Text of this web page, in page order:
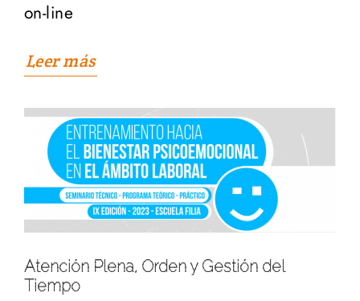
on-line
Leer más
Atención Plena, Orden y Gestión del
Tiempo